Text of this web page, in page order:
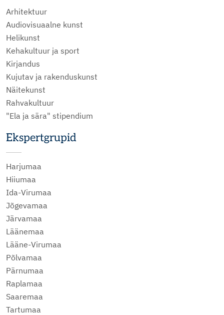
Arhitektuur
Audiovisuaalne kunst
Helikunst
Kehakultuur ja sport
Kirjandus
Kujutav ja rakenduskunst
Näitekunst
Rahvakultuur
"Ela ja sära" stipendium
Ekspertgrupid
Harjumaa
Hiiumaa
Ida-Virumaa
Jõgevamaa
Järvamaa
Läänemaa
Lääne-Virumaa
Põlvamaa
Pärnumaa
Raplamaa
Saaremaa
Tartumaa